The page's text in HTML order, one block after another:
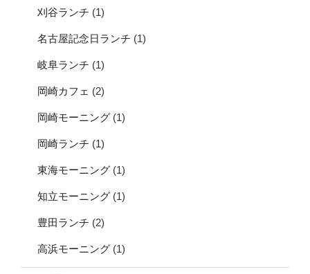
刈谷ランチ (1)
名古屋記念日ランチ (1)
岐阜ランチ (1)
岡崎カフェ (2)
岡崎モーニング (1)
岡崎ランチ (1)
東海モーニング (1)
知立モーニング (1)
豊田ランチ (2)
高浜モーニング (1)